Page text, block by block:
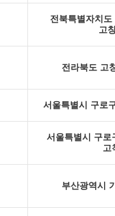
전북특별자치
고
전라북도 고
서울특별시 구로
서울특별시 구로
고
부산광역시